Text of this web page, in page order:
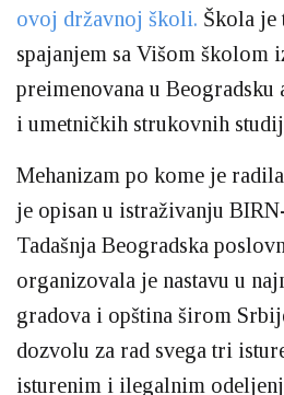
ovoj državnoj školi. Škola je
spajanjem sa Višom školom
preimenovana u
i umetničkih strukovnih
Mehanizam po kome je
je opisan u istraživanju
Tadašnja Beogradska
organizovala je nastavu u
gradova i opština širom
dozvolu za rad svega tri
isturenim i ilegalnim